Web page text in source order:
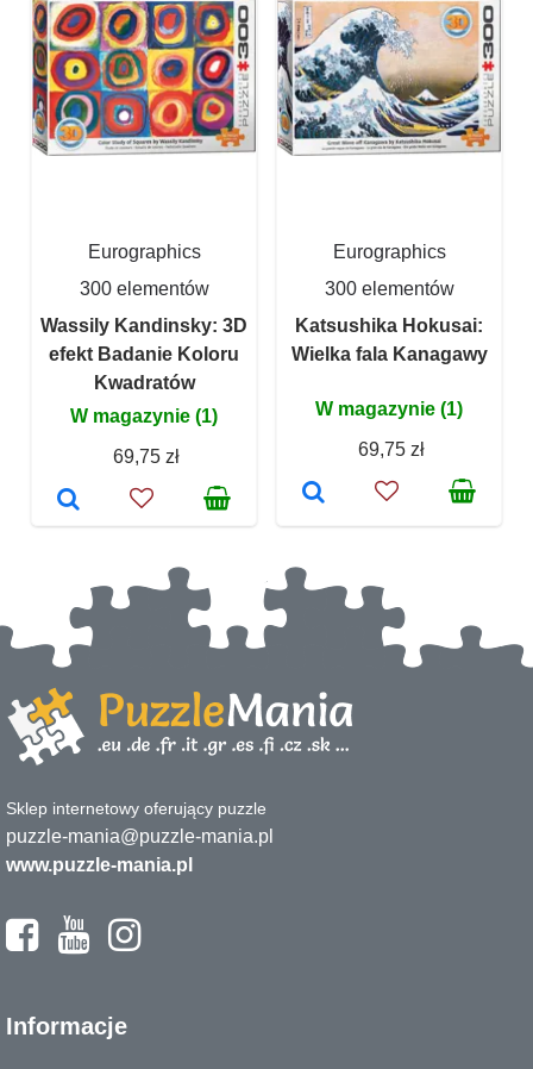
Eurographics
300 elementów
Wassily Kandinsky: 3D
efekt Badanie Koloru
Kwadratów
W magazynie (1)
69,75 zł
Eurographics
300 elementów
Katsushika Hokusai:
Wielka fala Kanagawy
W magazynie (1)
69,75 zł
Sklep internetowy oferujący puzzle
puzzle-mania@puzzle-mania.pl
www.puzzle-mania.pl
Informacje